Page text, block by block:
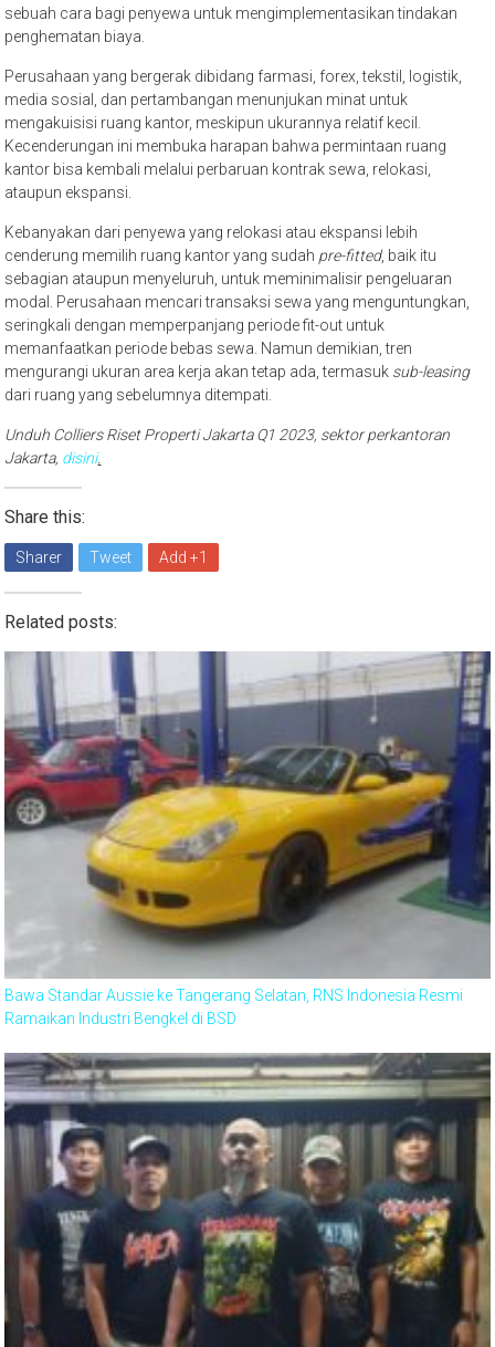
sebuah cara bagi penyewa untuk mengimplementasikan tindakan
penghematan biaya.
Perusahaan yang bergerak dibidang farmasi, forex, tekstil, logistik,
media sosial, dan pertambangan menunjukan minat untuk
mengakuisisi ruang kantor, meskipun ukurannya relatif kecil.
Kecenderungan ini membuka harapan bahwa permintaan ruang
kantor bisa kembali melalui perbaruan kontrak sewa, relokasi,
ataupun ekspansi.
Kebanyakan dari penyewa yang relokasi atau ekspansi lebih
cenderung memilih ruang kantor yang sudah pre-fitted, baik itu
sebagian ataupun menyeluruh, untuk meminimalisir pengeluaran
modal. Perusahaan mencari transaksi sewa yang menguntungkan,
seringkali dengan memperpanjang periode fit-out untuk
memanfaatkan periode bebas sewa. Namun demikian, tren
mengurangi ukuran area kerja akan tetap ada, termasuk sub-leasing
dari ruang yang sebelumnya ditempati.
Unduh Colliers Riset Properti Jakarta Q1 2023, sektor perkantoran
Jakarta, disini.
Share this:
Sharer Tweet Add +1
Related posts:
Bawa Standar Aussie ke Tangerang Selatan, RNS Indonesia Resmi
Ramaikan Industri Bengkel di BSD